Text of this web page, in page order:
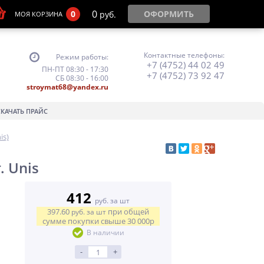
Режим работы:
ПН-ПТ 08:30 - 17:30
СБ 08:30 - 16:00
stroymat68@yandex.ru
Контактные телефоны:
+7 (4752) 44 02 49
+7 (4752) 73 92 47
ПРАЙС
Unis
412 руб. за шт
397.60 руб. за шт при общей
сумме покупки свыше30 000р
В наличии
- +
МОЯ КОРЗИНА 0 0 руб. ОФОРМИТЬ